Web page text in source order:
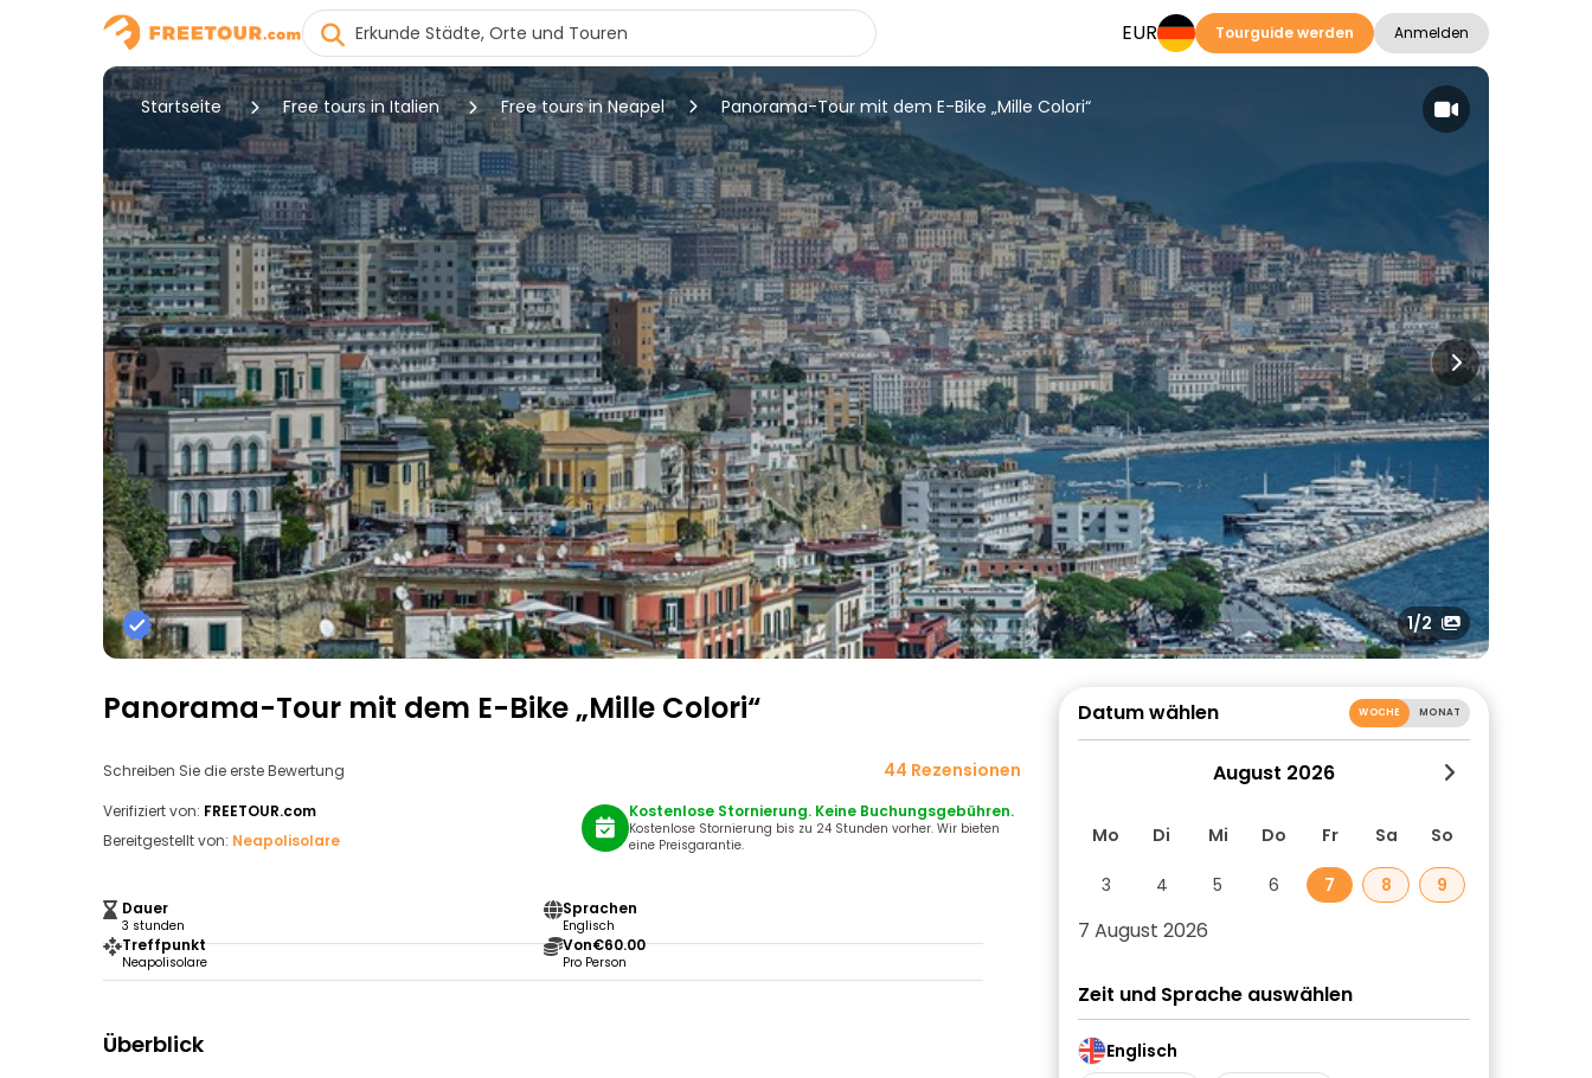
EUR Tourguide werden Anmelden
Startseite Free tours in Italien Free tours in Neapel Panorama-Tour mit dem E-Bike „Mille Colori“
1/2
Panorama-Tour mit dem E-Bike „Mille Colori“
Schreiben Sie die erste Bewertung 44 Rezensionen
Verifiziert von: FREETOUR.com
Bereitgestellt von: Neapolisolare
Dauer
3 stunden
Sprachen
Englisch
Treffpunkt
Neapolisolare
Von€60.00
Pro Person
Kostenlose Stornierung. Keine Buchungsgebühren.
Kostenlose Stornierung bis zu 24 Stunden vorher. Wir bieten
eine Preisgarantie.
Überblick
Datum wählen WOCHE MONAT
August 2026
Mo Di Mi Do Fr Sa So
3 4 5 6 7 8 9
7 August 2026
Zeit und Sprache auswählen
Englisch